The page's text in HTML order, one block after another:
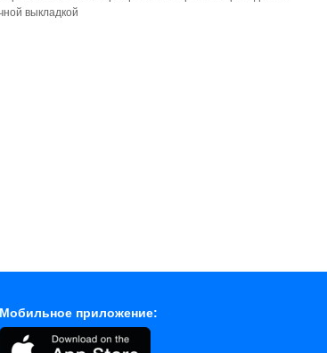
выкладкой
Мобильное приложение: